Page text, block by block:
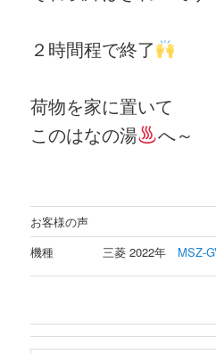
２時間程で終了
荷物を家に置いて
このはなの湯
へ～
お客様の声
機種
三菱 2022年 MSZ-